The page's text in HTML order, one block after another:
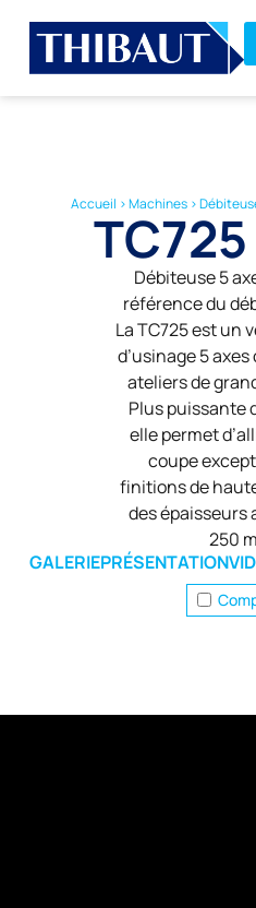
Accueil >Machines>
Débiteuse 5
référence du
La TC725 est un
d’usinage 5
ateliers de
Plus puissante
elle permet
coupe
finitions de
des épaisseurs
250
GALERIEPRÉSENTATION